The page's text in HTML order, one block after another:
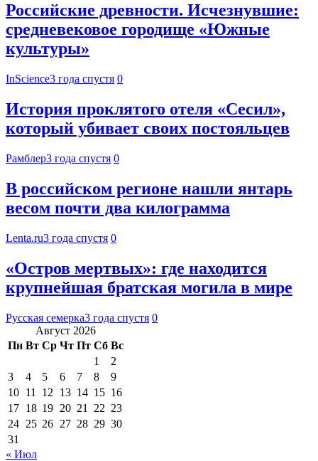
Российские древности. Исчезнувшие:
средневековое городище «Южные
культуры»
InScience3 года спустя 0
История проклятого отеля «Сесил»,
который убивает своих постояльцев
Рамблер3 года спустя 0
В российском регионе нашли янтарь
весом почти два килограмма
Lenta.ru3 года спустя 0
«Остров мертвых»: где находится
крупнейшая братская могила в мире
Русская семерка3 года спустя 0
Август 2026
Пн Вт Ср Чт Пт Сб Вс
1
2
3
4 5 6 7 8
9
10 11 12 13 14 15 16
17 18 19 20 21 22 23
24 25 26 27 28 29 30
31
« Июл